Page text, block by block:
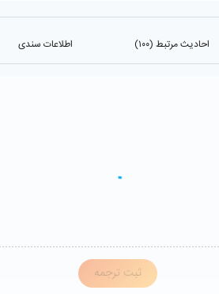
احادیث مرتبط (۱۰۰) اطلاعات سندی
ثبت ترجمه